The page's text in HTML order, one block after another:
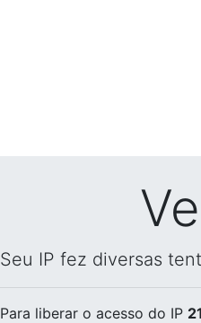
Seu IP fez diversas
Para liberar o acesso do IP